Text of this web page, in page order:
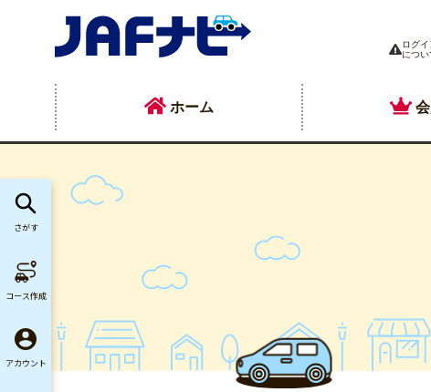
ログイ
につい
ホーム
さがす
コース作成
アカウント